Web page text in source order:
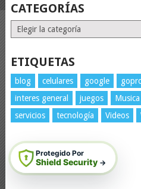
CATEGORÍAS
Categorías
ETIQUETAS
blog celulares google
interes general
juegos Musica
servicios
tecnología Videos
Protegido Por
Shield Security →